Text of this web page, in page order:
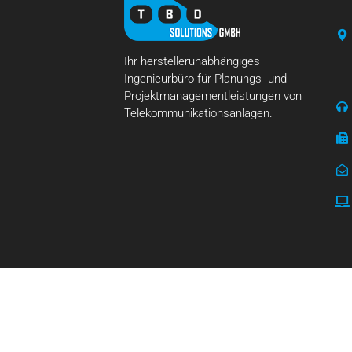
Ihr herstellerunabhängiges
Ingenieurbüro für Planungs- und
Projektmanagementleistungen von
Telekommunikationsanlagen.